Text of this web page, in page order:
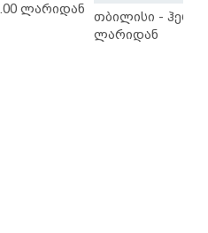
ლარიდან
თბილისი -
ლარიდან